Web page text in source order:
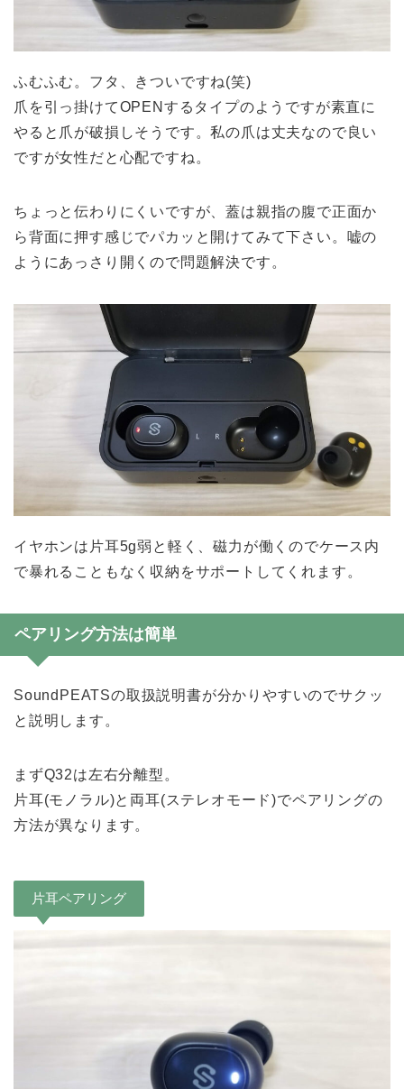
ふむふむ。フタ、きついですね(笑)
爪を引っ掛けてOPENするタイプのようですが素直に
やると爪が破損しそうです。私の爪は丈夫なので良い
ですが女性だと心配ですね。
ちょっと伝わりにくいですが、蓋は親指の腹で正面か
ら背面に押す感じでパカッと開けてみて下さい。嘘の
ようにあっさり開くので問題解決です。
イヤホンは片耳5g弱と軽く、磁力が働くのでケース内
で暴れることもなく収納をサポートしてくれます。
ペアリング方法は簡単
SoundPEATSの取扱説明書が分かりやすいのでサクッ
と説明します。
まずQ32は左右分離型。
片耳(モノラル)と両耳(ステレオモード)でペアリングの
方法が異なります。
片耳ペアリング